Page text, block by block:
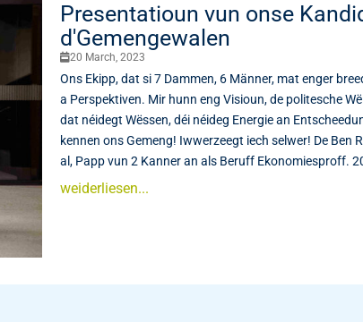
Presentatioun vun onse
d'Gemengewalen
20 March, 2023
Ons Ekipp, dat si 7 Dammen, 6 Männer, mat enger
a Perspektiven. Mir hunn eng Visioun, de politesche
dat néidegt Wëssen, déi néideg Energie an
kennen ons Gemeng! Iwwerzeegt iech selwer! De Ben
al, Papp vun 2 Kanner an als Beruff Ekonomiesproff.
weiderliesen...